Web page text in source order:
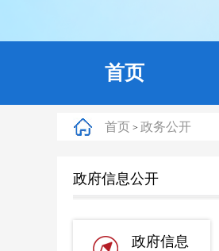
首页
首页 > 政务公开
政府信息公开
政府信息